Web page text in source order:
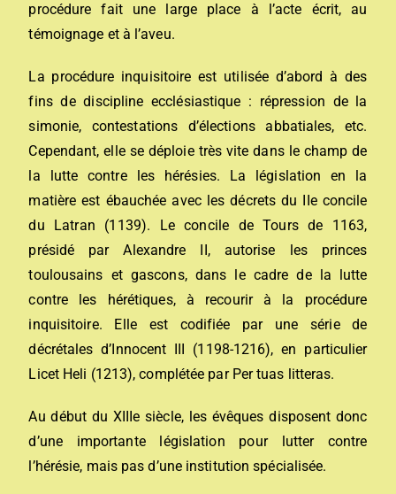
procédure fait une large place à l’acte écrit, au
témoignage et à l’aveu.
La procédure inquisitoire est utilisée d’abord à des
fins dediscipline ecclésiastique : répression de la
simonie, contestations d’élections abbatiales, etc.
Cependant, elle se déploie très vite dans le champ de
la lutte contre les hérésies. La législation en la
matière est ébauchée avec les décrets du
econcile
du Latran (1139). Leconcile de Toursde 1163,
présidé parAlexandre
II, autorise les princes
toulousains et gascons, dans le cadre de la lutte
contre les hérétiques, à recourir à la procédure
inquisitoire. Elle est codifiée par une série de
décrétales d’ Innocent
III (1198-1216), en particulier
Licet Heli (1213), complétée par Per tuas litteras.
Au début du XIIIe siècle, les évêques disposent donc
d’une importante législation pour lutter contre
l’hérésie, mais pas d’une institution spécialisée.